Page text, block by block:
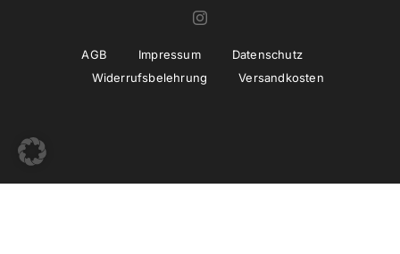
AGB Impressum
Datenschutz
Widerrufsbelehrung
Versandkosten